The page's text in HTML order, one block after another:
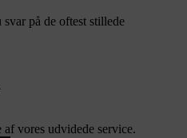
på de oftest stillede
vores udvidede service.